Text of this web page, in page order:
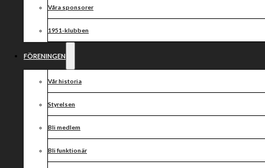
Våra sponsorer
1951-klubben
FÖRENINGEN
Vår historia
Styrelsen
Bli medlem
Bli funktionär